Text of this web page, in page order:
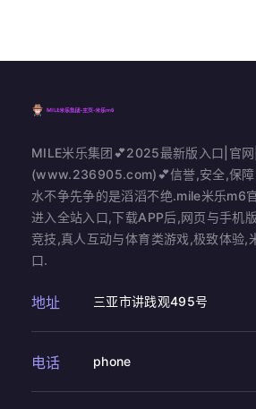
MILE米乐集团💕2025最新版入口|官
(www.236905.com)💕信誉,安全,保
水不争先争的是滔滔不绝.mile米乐m6
进入全站入口,下载APP后,网页与手机
竞技,真人互动与体育类游戏,极致体验,
口.
地址 三亚市讲践观495号
电话 phone